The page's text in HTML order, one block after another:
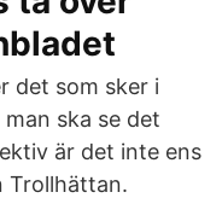
det som sker i
ska se det
är det inte ens
Trollhättan.